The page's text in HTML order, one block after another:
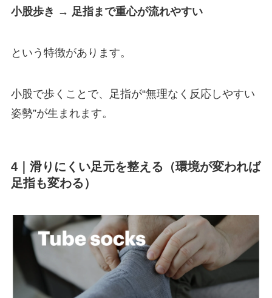
小股歩き → 足指まで重心が流れやすい
という特徴があります。
小股で歩くことで、足指が“無理なく反応しやすい
姿勢”が生まれます。
4｜滑りにくい足元を整える（環境が変われば
足指も変わる）